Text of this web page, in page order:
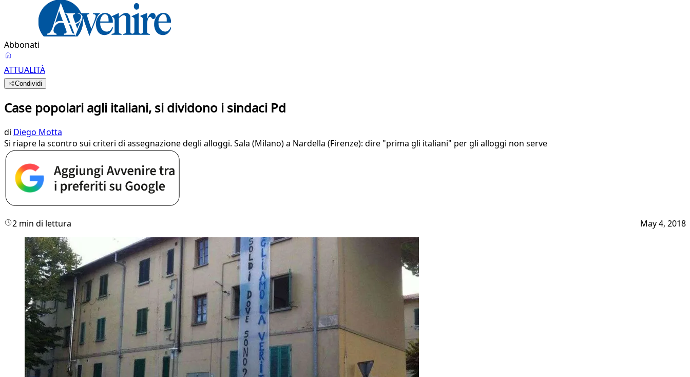
Abbonati
ATTUALITÀ
Condividi
Case popolari agli italiani, si dividono i sindaci Pd
di Diego Motta
Si riapre la scontro sui criteri di assegnazione degli alloggi. Sala (Milano) a Nardella (Firenze): dire "prima gli italiani" per gli alloggi non serve
2 min di lettura May 4, 2018